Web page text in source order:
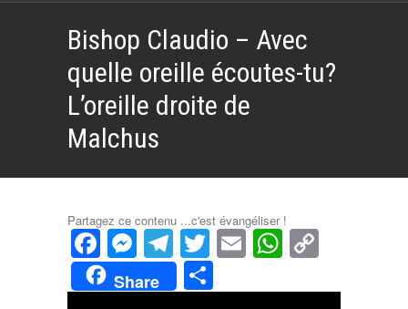
Bishop Claudio – Avec
quelle oreille écoutes-tu?
L’oreille droite de
Malchus
Partagez ce contenu ...c'est évangéliser !
Facebook
Messenger
Telegram
Twitter
Email
Share